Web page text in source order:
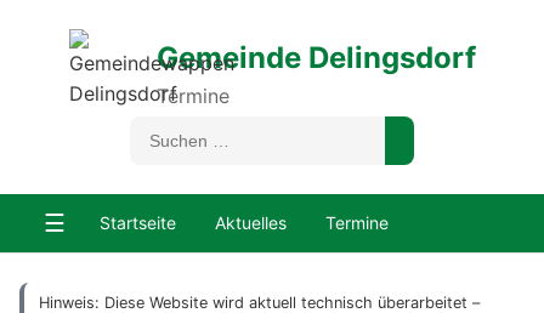
Gemeinde Delingsdorf
Termine
☰ Startseite Aktuelles Termine
Hinweis: Diese Website wird aktuell technisch überarbeitet –